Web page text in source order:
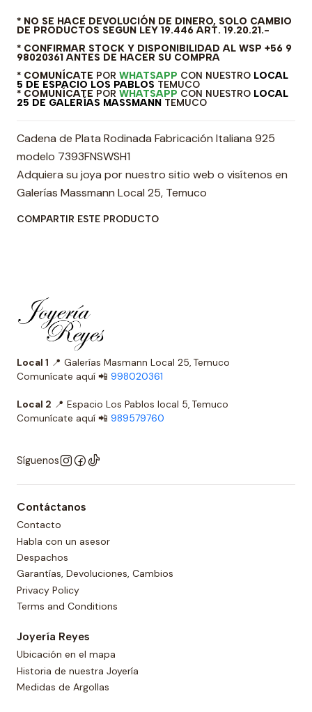
* NO SE HACE DEVOLUCIÓN DE DINERO, SOLO CAMBIO
DE PRODUCTOS SEGUN LEY 19.446 ART. 19.20.21.-
* CONFIRMAR STOCK Y DISPONIBILIDAD AL WSP +56 9
98020361 ANTES DE HACER SU COMPRA
* COMUNÍCATE POR WHATSAPP CON NUESTRO LOCAL
5 DE ESPACIO LOS PABLOS TEMUCO
* COMUNÍCATE POR WHATSAPP CON NUESTRO LOCAL
25 DE GALERÍAS MASSMANN TEMUCO
Cadena de Plata Rodinada Fabricación Italiana 925
modelo 7393FNSWSH1
Adquiera su joya por nuestro sitio web o visítenos en
Galerías Massmann Local 25, Temuco
COMPARTIR ESTE PRODUCTO
Local 1 📍 Galerías Masmann Local 25, Temuco
Comunícate aquí 📲 998020361
Local 2 📍 Espacio Los Pablos local 5, Temuco
Comunícate aquí 📲 989579760
Síguenos
Contáctanos
Contacto
Habla con un asesor
Despachos
Garantías, Devoluciones, Cambios
Privacy Policy
Terms and Conditions
Joyería Reyes
Ubicación en el mapa
Historia de nuestra Joyería
Medidas de Argollas